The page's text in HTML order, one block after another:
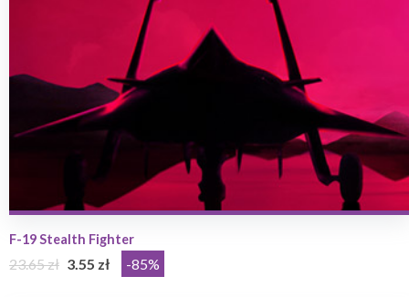
F-19 Stealth Fighter
23.65 zł 3.55 zł -85%